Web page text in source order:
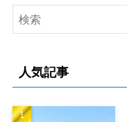
人気記事